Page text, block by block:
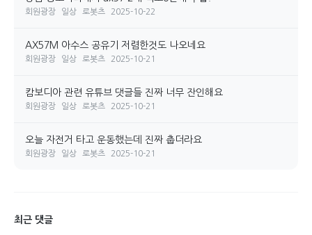
회원광장 일상 로봇츠 2025-10-22
AX57M 아수스 공유기 저렴한것도 나오네요
회원광장 일상 로봇츠 2025-10-21
캄보디아 관련 유튜브 댓글들 진짜 너무 잔인해요
회원광장 일상 로봇츠 2025-10-21
오늘 자전거 타고 운동했는데 진짜 춥더라요
회원광장 일상 로봇츠 2025-10-21
최근 댓글